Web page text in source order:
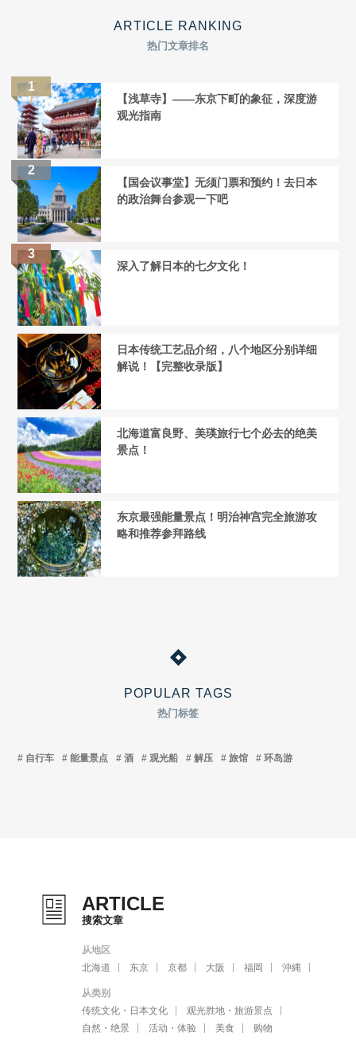
POPULAR TAGS
热门标签
自行车 能量景点 酒 观光船 解压 旅馆 环岛游
ARTICLE RANKING
热门文章排名
【浅草寺】——东京下町的象征，深度游
观光指南
【国会议事堂】无须门票和预约！去日本
的政治舞台参观一下吧
深入了解日本的七夕文化！
日本传统工艺品介绍，八个地区分别详细
解说！【完整收录版】
北海道富良野、美瑛旅行七个必去的绝美
景点！
东京最强能量景点！明治神宫完全旅游攻
略和推荐参拜路线
ARTICLE
搜索文章
从地区
北海道
东京 京都 大阪 福岡 沖縄
从类别
传统文化・日本文化
观光胜地・旅游景点
自然・绝景
活动・体验 美食 购物